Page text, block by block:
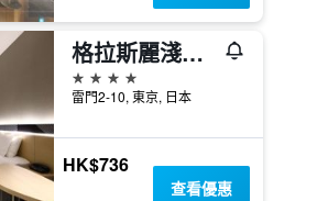
格拉斯麗淺草酒店
4星級
雷門2-10, 東京, 日本
HK$736
查看優惠